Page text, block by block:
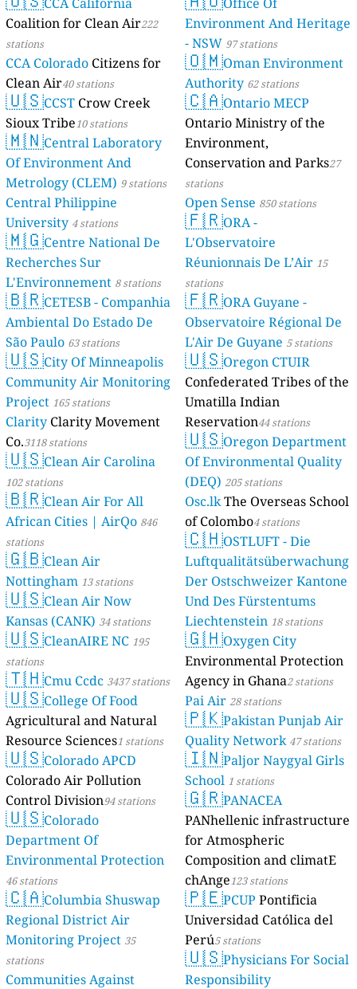
Coalition for Clean Air222
stations
CCA Colorado Citizens for
Clean Air40 stations
🇺🇸CCST Crow Creek
Sioux Tribe10 stations
🇲🇳Central Laboratory
Of Environment And
Metrology (CLEM) 9 stations
Central Philippine
University 4 stations
🇲🇬Centre National De
Recherches Sur
L'Environnement 8 stations
🇧🇷CETESB - Companhia
Ambiental Do Estado De
São Paulo 63 stations
🇺🇸City Of Minneapolis
Community Air Monitoring
Project 165 stations
Clarity Clarity Movement
Co.3118 stations
🇺🇸Clean Air Carolina
102 stations
🇧🇷Clean Air For All
African Cities | AirQo 846
stations
🇬🇧Clean Air
Nottingham 13 stations
🇺🇸Clean Air Now
Kansas (CANK) 34 stations
🇺🇸CleanAIRE NC 195
stations
🇹🇭Cmu Ccdc 3437 stations
🇺🇸College Of Food
Agricultural and Natural
Resource Sciences1 stations
🇺🇸Colorado APCD
Colorado Air Pollution
Control Division94 stations
🇺🇸Colorado
Department Of
Environmental Protection
46 stations
🇨🇦Columbia Shuswap
Regional District Air
Monitoring Project 35
stations
Communities Against
4 stations
Environment And Heritage
- NSW 97 stations
🇴🇲Oman Environment
Authority 62 stations
🇨🇦Ontario MECP
Ontario Ministry of the
Environment,
Conservation and Parks27
stations
Open Sense 850 stations
🇫🇷ORA -
L'Observatoire
Réunionnais De L’Air 15
stations
🇫🇷ORA Guyane -
Observatoire Régional De
L'Air De Guyane 5 stations
🇺🇸Oregon CTUIR
Confederated Tribes of the
Umatilla Indian
Reservation44 stations
🇺🇸Oregon Department
Of Environmental Quality
(DEQ) 205 stations
Osc.lkThe Overseas School
of Colombo4 stations
🇨🇭OSTLUFT - Die
Luftqualitätsüberwachung
Der Ostschweizer Kantone
Und Des Fürstentums
Liechtenstein 18 stations
🇬🇭Oxygen City
Environmental Protection
Agency in Ghana2 stations
Pai Air 28 stations
🇵🇰Pakistan Punjab Air
Quality Network 47 stations
🇮🇳Paljor Naygyal Girls
School 1 stations
🇬🇷PANACEA
PANhellenic infrastructure
for Atmospheric
Composition and climatE
chAnge123 stations
🇵🇪PCUP Pontificia
Universidad Católica del
Perú5 stations
🇺🇸Physicians For Social
Responsibility